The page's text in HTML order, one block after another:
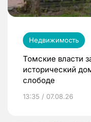
Недвижимость
Томские власти
исторический
слободе
13:35 / 07.08.26